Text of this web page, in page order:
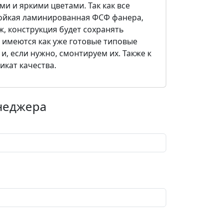
и яркими цветами. Так как все
ламинированная ФСФ фанера,
будет сохранять
как уже готовые типовые
если нужно, смонтируем их. Также к
качества.